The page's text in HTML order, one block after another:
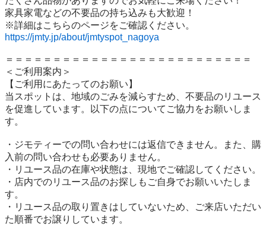
家具家電などの不要品の持ち込みも大歓迎！
https://jmty.jp/about/jmtyspot_nagoya
＝＝＝＝＝＝＝＝＝＝＝＝＝＝＝＝＝＝＝＝＝＝＝＝＝＝
＜ご利用案内＞
【ご利用にあたってのお願い】
当スポットは、地域のごみを減らすため、不要品のリユース
を促進しています。以下の点についてご協力をお願いしま
す。
・ジモティーでの問い合わせには返信できません。また、購
入前の問い合わせも必要ありません。
・リユース品の在庫や状態は、現地でご確認してください。
・店内でのリユース品のお探しもご自身でお願いいたしま
す。
・リユース品の取り置きはしていないため、ご来店いただい
た順番でお譲りしています。